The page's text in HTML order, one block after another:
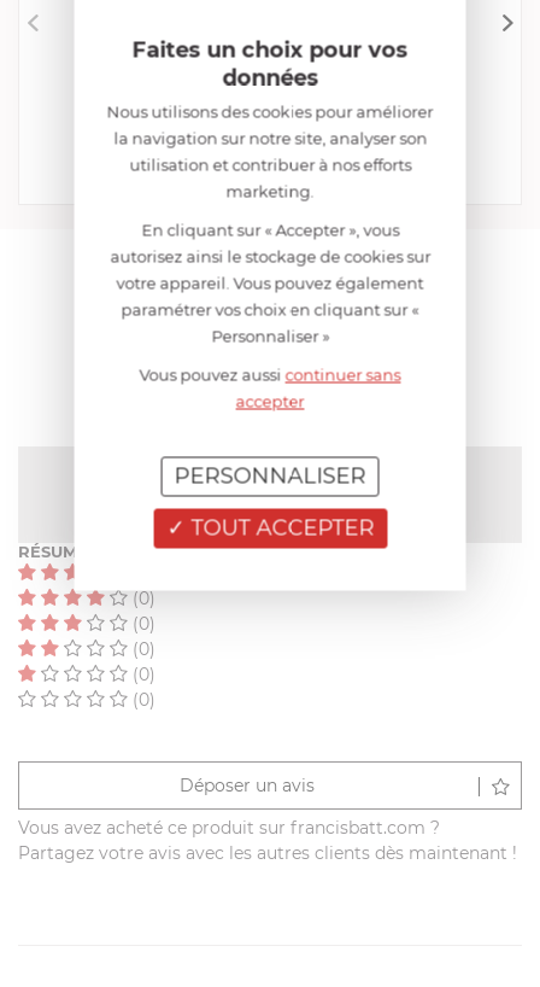
CRISTEL
Éplucheur Economique
EN STOCK - ENVOI SOUS 24/48H
11,00 €
AIDE AU CHOIX
AVIS CLIENT
NOTE MOYENNE
Pas encore de note
RÉSUMÉ
(0)
(0)
(0)
(0)
(0)
Déposer un avis
Vous avez acheté ce produit sur francisbatt.com ?
Partagez votre avis avec les autres clients dès maintenant !
Faites un choix pour vos
données
Nous utilisons des cookies pour améliorer
la navigation sur notre site, analyser son
utilisation et contribuer à nos efforts
marketing.
En cliquant sur « Accepter », vous
autorisez ainsi le stockage de cookies sur
votre appareil. Vous pouvez également
paramétrer vos choix en cliquant sur «
Personnaliser »
Vous pouvez aussicontinuer sans
accepter
TOUT ACCEPTER
PERSONNALISER